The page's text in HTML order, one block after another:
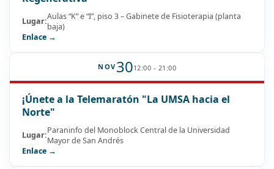
Lugar:Aulas “K” e “I”, piso 3 – Gabinete de Fisioterapia (planta
baja)
Enlace →
NOV 3012:00 - 21:00
¡Únete a la Telemaratón "La UMSA hacia el
Norte"
Lugar:Paraninfo del Monoblock Central de la Universidad
Mayor de San Andrés
Enlace →